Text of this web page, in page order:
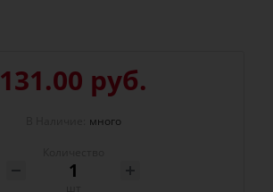
131.00 руб.
много